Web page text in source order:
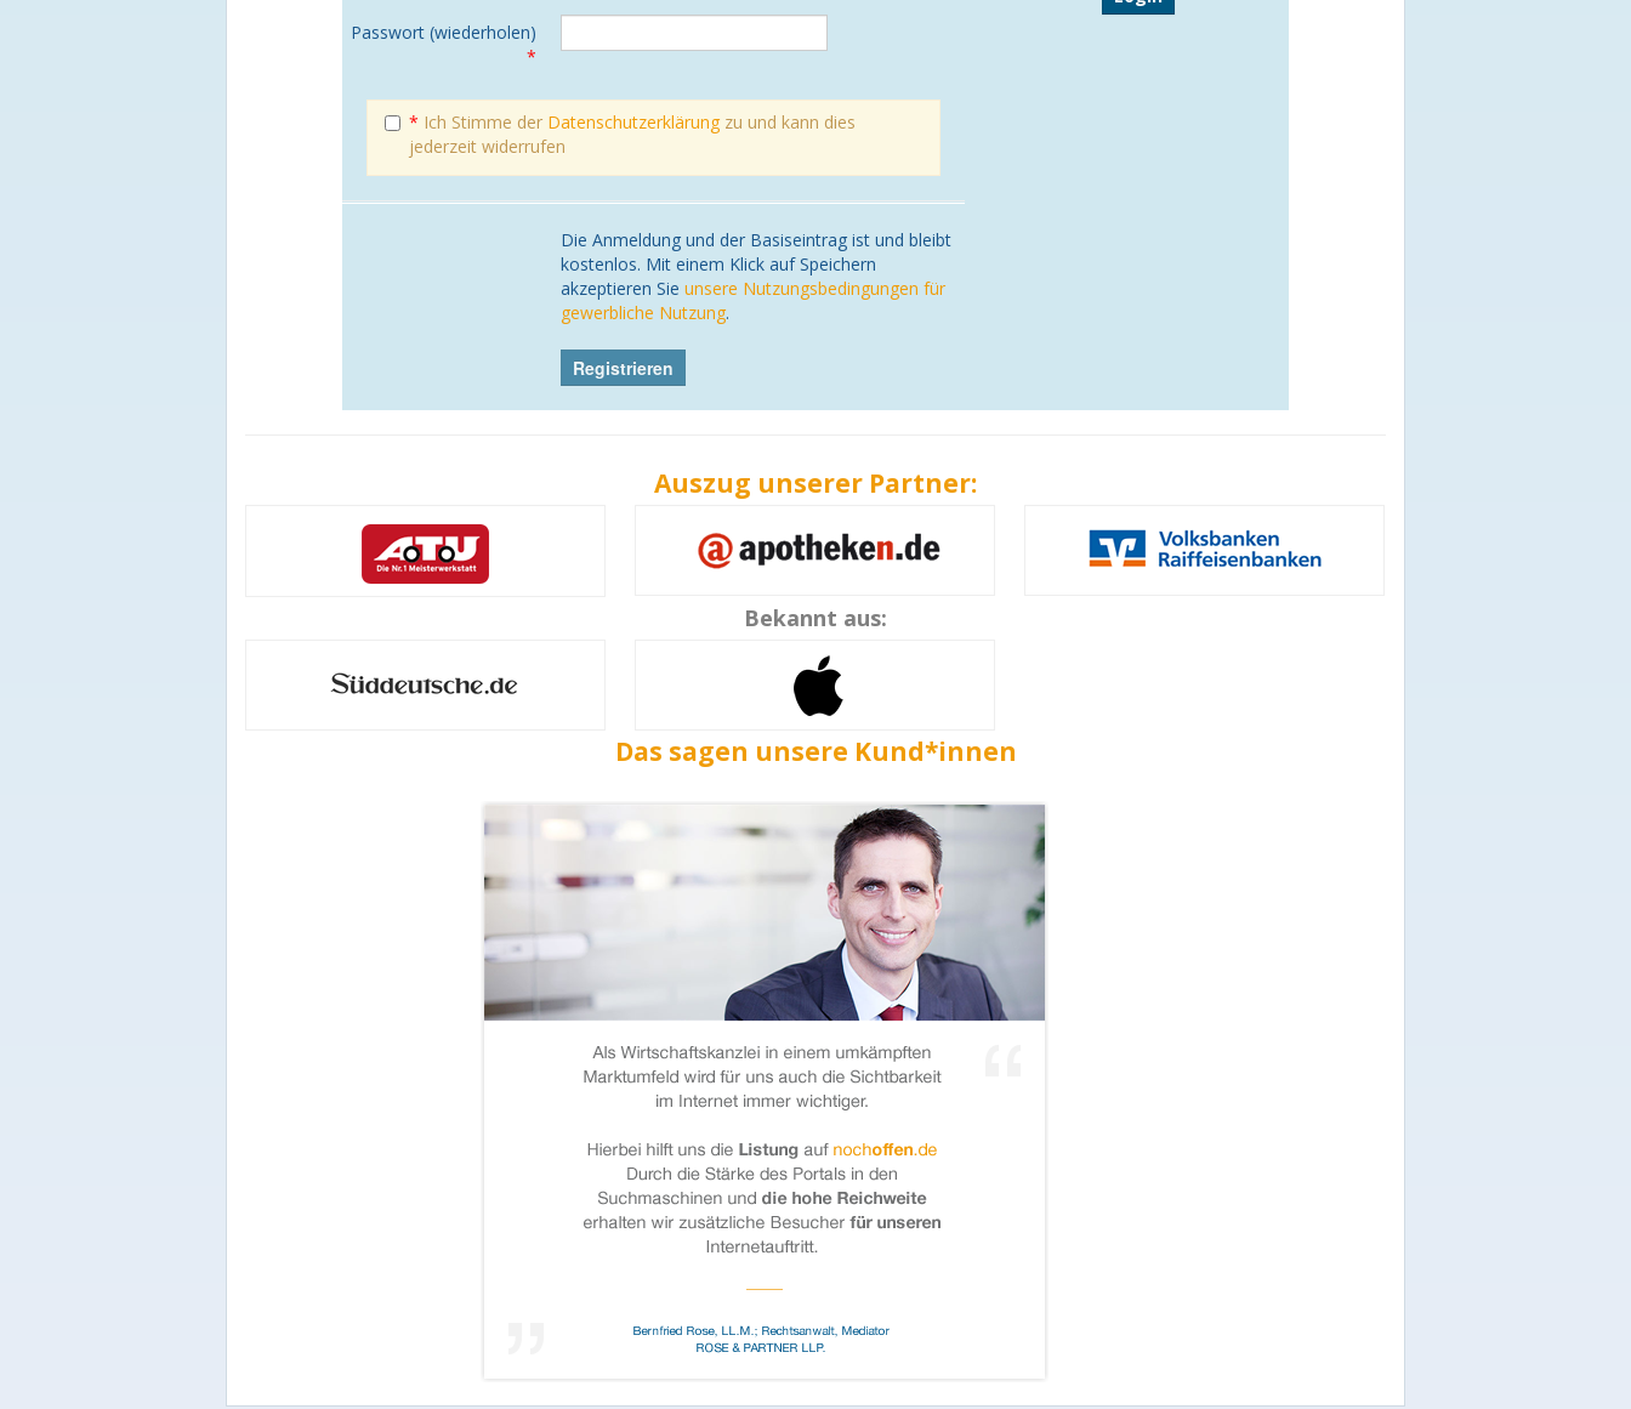
Passwort (wiederholen)
*
* Ich Stimme der Datenschutzerklärung zu und kann dies
jederzeit widerrufen
Die Anmeldung und der Basiseintrag ist und bleibt
kostenlos. Mit einem Klick auf Speichern
akzeptieren Sieunsere Nutzungsbedingungen für
gewerbliche Nutzung.
Auszug unserer Partner:
Bekannt aus:
Das sagen unsere Kund*innen